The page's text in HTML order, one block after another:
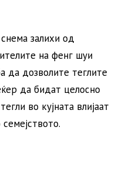
залихи од
на фенг шуи
да дозволите теглите
да бидат целосно
во кујната влијаат